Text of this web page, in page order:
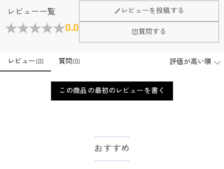
レビュー一覧
0.0
レビューを投稿する
質問する
レビュー(0) 質問(0)
この商品の最初のレビューを書く
Fanscheerについて
会社はどこにありますか？
本社はホンコンにあります。
店舗に費やす家賃や保険、人的労力等のコストを節約して、商
品自身が値下げできるために、現在はオンラインストアのみ運
営しております。
注文後に注文の内容を変更できますか？
番号もお送りください。
支払い情報は保護されますか？
お支払い情報は高度なセキュリティで保護されております。お
客様のお支払い情報は当社のサーバーに一切保存されません。
支払い情報は保護されますか？
おすすめ